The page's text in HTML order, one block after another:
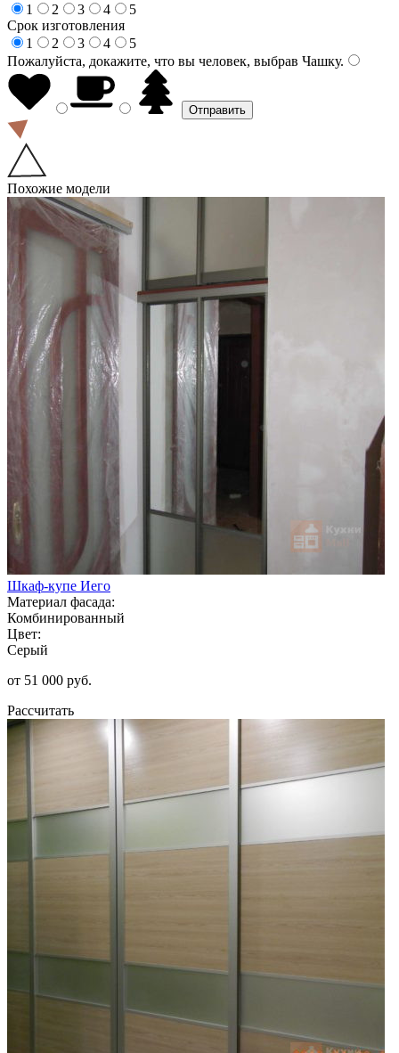
1
2 3 4
5
Срок изготовления
1
2 3 4
5
Пожалуйста, докажите, что вы человек, выбрав Чашку.
Похожие модели
Шкаф-купе Иего
Материал фасада:
Комбинированный
Цвет:
Серый
от 51 000 руб.
Рассчитать